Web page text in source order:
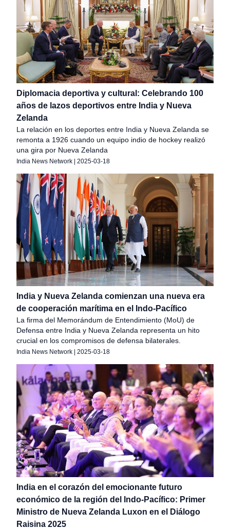
Diplomacia deportiva y cultural: Celebrando 100
años de lazos deportivos entre India y Nueva
Zelanda
La relación en los deportes entre India y Nueva Zelanda se
remonta a 1926 cuando un equipo indio de hockey realizó
una gira por Nueva Zelanda
India News Network | 2025-03-18
India y Nueva Zelanda comienzan una nueva era
de cooperación marítima en el Indo-Pacífico
La firma del Memorándum de Entendimiento (MoU) de
Defensa entre India y Nueva Zelanda representa un hito
crucial en los compromisos de defensa bilaterales.
India News Network 2025-03-18
India en el corazón del emocionante futuro
económico de la región del Indo-Pacífico: Primer
Ministro de Nueva Zelanda Luxon en el Diálogo
Raisina 2025